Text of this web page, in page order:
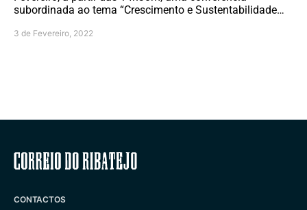
subordinada ao tema “Crescimento e Sustentabilidade…
3 de Fevereiro, 2022
Correio do Ribatejo
CONTACTOS